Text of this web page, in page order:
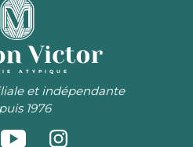
ATYPIQUE
et indépendante
1976